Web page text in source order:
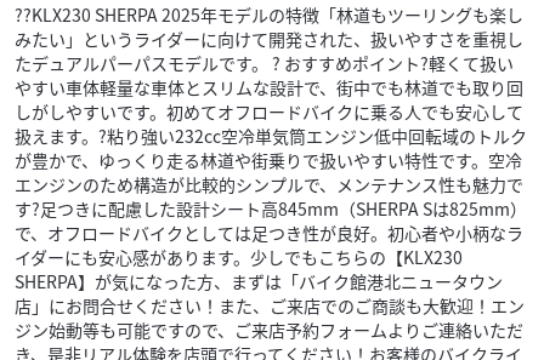
??KLX230 SHERPA 2025年モデルの特徴「林道もツーリングも楽し
みたい」というライダーに向けて開発された、扱いやすさを重視し
たデュアルパーパスモデルです。 ? おすすめポイント?軽くて扱い
やすい車体軽量な車体とスリムな設計で、街中でも林道でも取り回
しがしやすいです。初めてオフロードバイクに乗る人でも安心して
扱えます。?粘り強い232cc空冷単気筒エンジン低中回転域のトルク
が豊かで、ゆっくり走る林道や街乗りで扱いやすい特性です。空冷
エンジンのため構造が比較的シンプルで、メンテナンス性も魅力で
す?足つきに配慮した設計シート高845mm（SHERPA Sは825mm）
で、オフロードバイクとしては足つき性が良好。初心者や小柄なラ
イダーにも安心感があります。少しでもこちらの【KLX230
SHERPA】が気になった方、まずは「バイク館港北ニュータウン
店」にお問合せください！また、ご来店でのご商談も大歓迎！エン
ジン始動等も可能ですので、ご来店予約フォームよりご連絡いただ
き、是非リアル体験を店頭で行ってください！お客様のバイクライ